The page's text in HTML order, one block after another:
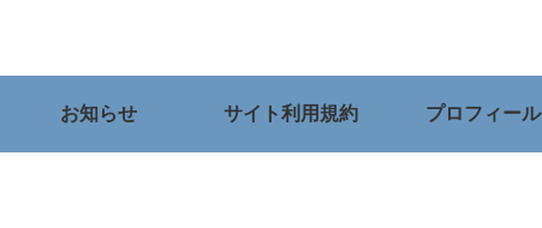
お知らせ サイト利用規約 プロフィール